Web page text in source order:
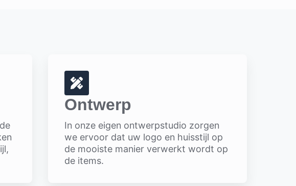
Ontwerp
In onze eigen ontwerpstudio zorgen
we ervoor dat uw logo en huisstijl op
de mooiste manier verwerkt wordt op
de items.